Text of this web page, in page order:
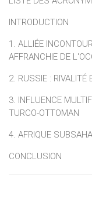
INTRODUCTION
1. ALLIÉE
AFFRANCHIE DE
2. RUSSIE : RIVALITÉ
3. INFLUENCE
TURCO-OTTOMAN
4. AFRIQUE
CONCLUSION